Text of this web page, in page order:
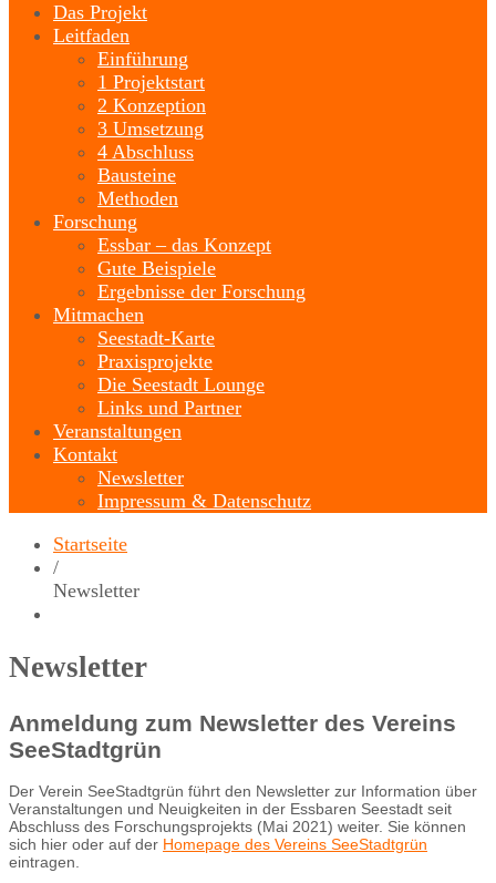
Das Projekt
Leitfaden
Einführung
1 Projektstart
2 Konzeption
3 Umsetzung
4 Abschluss
Bausteine
Methoden
Forschung
Essbar – das Konzept
Gute Beispiele
Ergebnisse der Forschung
Mitmachen
Seestadt-Karte
Praxisprojekte
Die Seestadt Lounge
Links und Partner
Veranstaltungen
Kontakt
Newsletter
Impressum & Datenschutz
Startseite
/
Newsletter
Newsletter
Anmeldung zum Newsletter des Vereins
SeeStadtgrün
Der Verein SeeStadtgrün führt den Newsletter zur Information über
Veranstaltungen und Neuigkeiten in der Essbaren Seestadt seit
Abschluss des Forschungsprojekts (Mai 2021) weiter. Sie können
sich hier oder auf der Homepage des Vereins SeeStadtgrün
eintragen.